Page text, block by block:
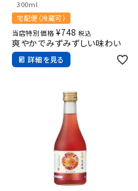
300ml
宅配便（冷蔵可）
当店特別価格 ¥748 税込
爽やかでみずみずしい味わい
詳細を見る